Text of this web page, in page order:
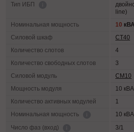
Тип ИБП
line)
Номинальная мощность
10
Силовой шкаф
СТ40
Количество слотов
4
Количество свободных слотов
3
Силовой модуль
СМ10
Мощность модуля
10
Количество активных модулей
1
Номинальная мощность
10
Число фаз (вход)
3/1